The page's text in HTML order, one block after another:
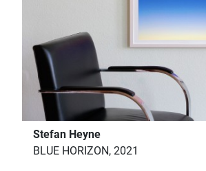
Stefan Heyne
BLUE HORIZON, 2021